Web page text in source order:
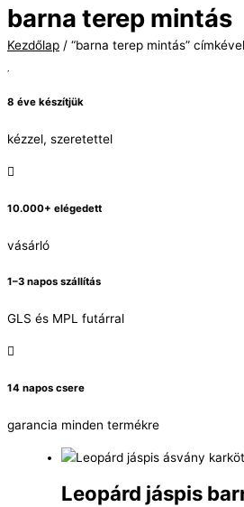
barna terep mintás
Kezdőlap / “barna terep mintás”
8 éve készítjük
kézzel, szeretettel
10.000+ elégedett
vásárló
1–3 napos szállítás
GLS és MPL futárral
14 napos csere
garancia minden termékre
Leopárd jáspis